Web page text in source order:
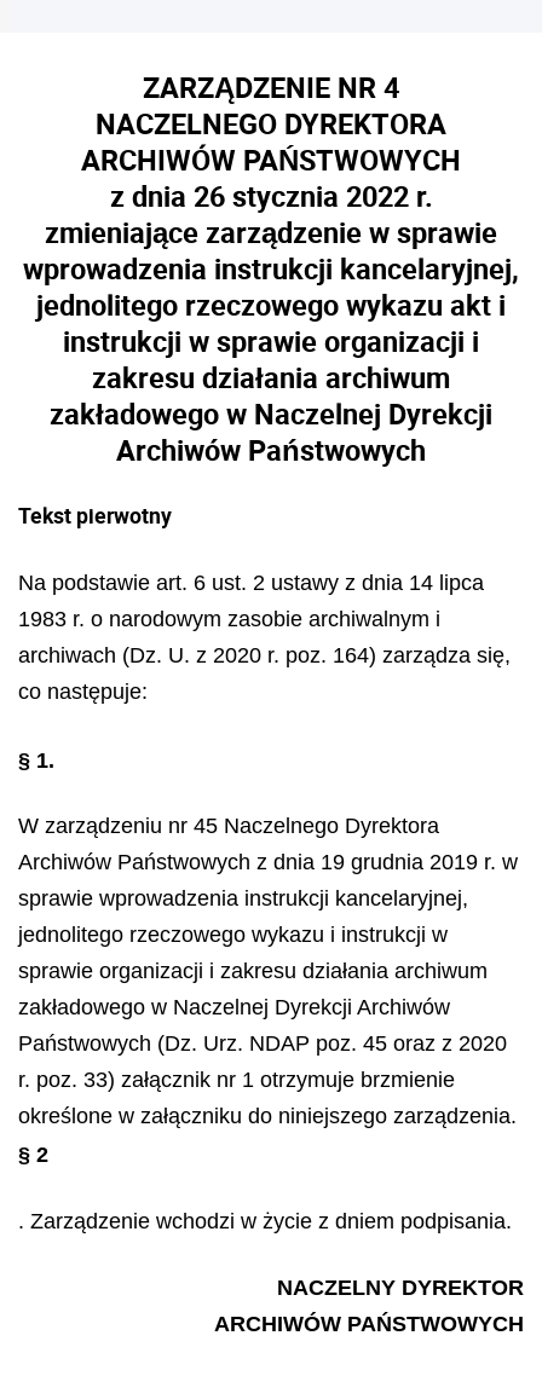
ZARZĄDZENIE NR 4
NACZELNEGO DYREKTORA
ARCHIWÓW PAŃSTWOWYCH
z dnia 26 stycznia 2022 r.
zmieniające zarządzenie w sprawie
wprowadzenia instrukcji kancelaryjnej,
jednolitego rzeczowego wykazu akt i
instrukcji w sprawie organizacji i
zakresu działania archiwum
zakładowego w Naczelnej Dyrekcji
Archiwów Państwowych
Tekst pierwotny
Na podstawie art. 6 ust. 2 ustawy z dnia 14 lipca
1983 r. o narodowym zasobie archiwalnym i
archiwach (Dz. U. z 2020 r. poz. 164) zarządza się,
co następuje:
§ 1.
W zarządzeniu nr 45 Naczelnego Dyrektora
Archiwów Państwowych z dnia 19 grudnia 2019 r. w
sprawie wprowadzenia instrukcji kancelaryjnej,
jednolitego rzeczowego wykazu i instrukcji w
sprawie organizacji i zakresu działania archiwum
zakładowego w Naczelnej Dyrekcji Archiwów
Państwowych (Dz. Urz. NDAP poz. 45 oraz z 2020
r. poz. 33) załącznik nr 1 otrzymuje brzmienie
określone w załączniku do niniejszego zarządzenia.
§ 2
. Zarządzenie wchodzi w życie z dniem podpisania.
NACZELNY DYREKTOR
ARCHIWÓW PAŃSTWOWYCH